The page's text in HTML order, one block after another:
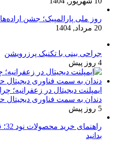
روز ملی پارالمپیک؛ جشن
20 مرداد, 1404
جراحی بینی با تکنیک پرزرویشن
4 روز پیش
ایمپلنت دیجیتال در زعفرانیه؛
دندان به سمت فناوری
5 روز پیش
بدانید